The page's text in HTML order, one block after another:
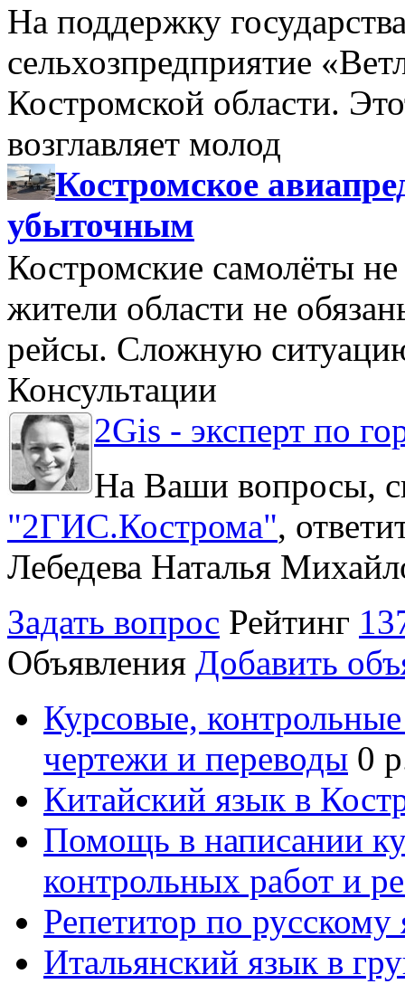
На поддержку
сельхозпредприятие
Костромской области.
возглавляет молод
Костромское
убыточным
Костромские самолёты
жители области не
рейсы. Сложную
Консультации
2Gis - эксперт по
На Ваши вопросы,
"2ГИС.Кострома",
Лебедева Наталья
Задать вопрос Рейтинг
Объявления Добавить
Курсовые,
чертежи и переводы 0
Китайский язык в
Помощь в написании
контрольных работ и
Репетитор по русскому
Итальянский язык в